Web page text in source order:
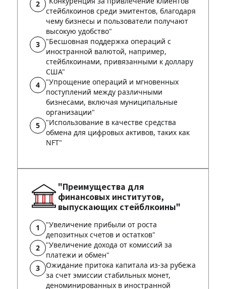
стейблкоинов среди эмитентов, благодаря
чему бизнесы и пользователи получают
высокую удобство"
"Бесшовная поддержка операций с
иностранной валютой, например,
стейблкоинами, привязанными к доллару
США"
"Упрощение операций и мгновенных
поступлений между различными
бизнесами, включая муниципальные
организации"
"Использование в качестве средства
обмена для цифровых активов, таких как
NFT"
"Преимущества для
финансовых институтов,
выпускающих стейблкоины"
"Увеличение прибыли от роста
депозитных счетов и остатков"
"Увеличение дохода от комиссий за
платежи и обмен"
Ожидание притока капитала из-за рубежа
за счет эмиссии стабильных монет,
деноминированных в иностранной